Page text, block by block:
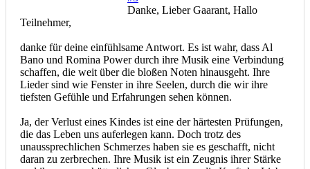
Danke, Lieber Gaarant, Hallo
Teilnehmer,
danke für deine einfühlsame Antwort. Es ist wahr, dass Al
Bano und Romina Power durch ihre Musik eine Verbindung
schaffen, die weit über die bloßen Noten hinausgeht. Ihre
Lieder sind wie Fenster in ihre Seelen, durch die wir ihre
tiefsten Gefühle und Erfahrungen sehen können.
Ja, der Verlust eines Kindes ist eine der härtesten Prüfungen,
die das Leben uns auferlegen kann. Doch trotz des
unaussprechlichen Schmerzes haben sie es geschafft, nicht
daran zu zerbrechen. Ihre Musik ist ein Zeugnis ihrer Stärke